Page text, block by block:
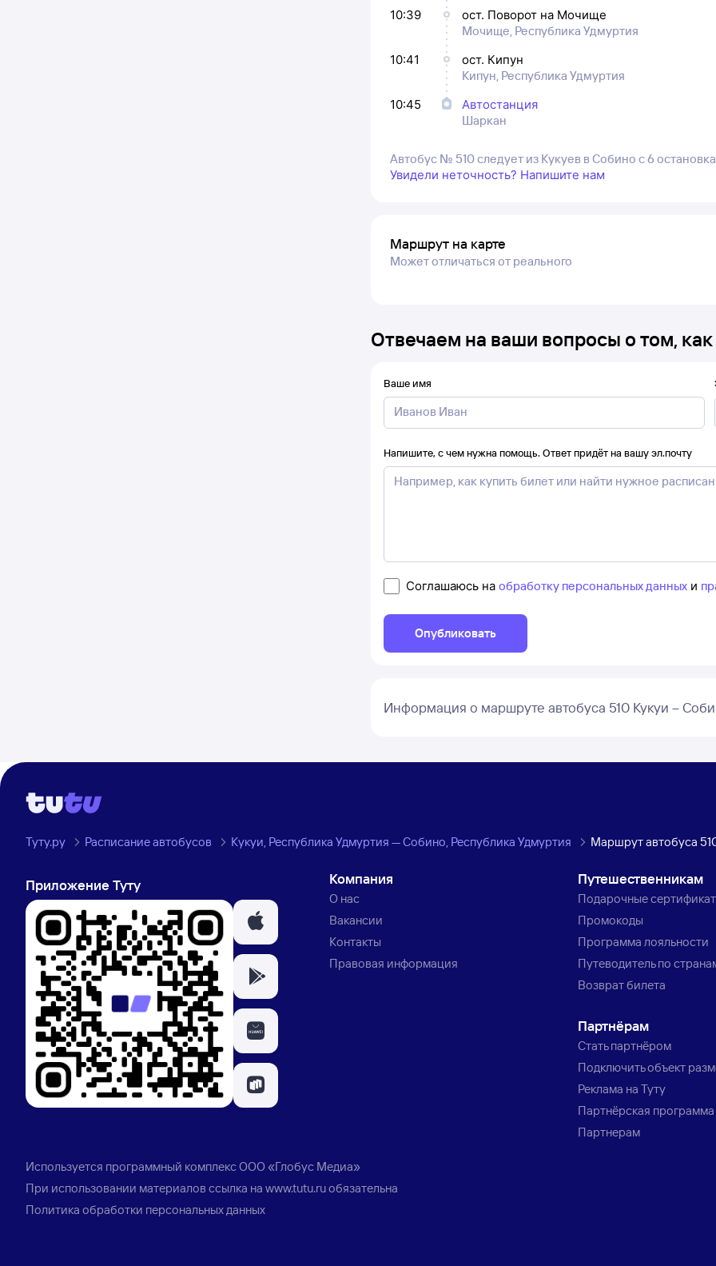
10:39
ост. Поворот на Мочище
Мочище, Республика Удмуртия
10:41
ост. Кипун
Кипун, Республика Удмуртия
10:45
Автостанция
Шаркан
Автобус № 510 следует из Кукуев в Собино с 6
Увидели неточность? Напишите нам
Маршрут на карте
Может отличаться от реального
Отвечаем на ваши вопросы о том, как
Ваше имя
Напишите, с чем нужна помощь. Ответ придёт на вашу эл.почту
Соглашаюсь на обработку персональных данных и
Опубликовать
Информация о маршруте автобуса 510 Кукуи –
Туту.ру Расписание автобусов Кукуи, Республика Удмуртия — Собино, Республика Удмуртия Маршрут автобуса
Приложение Туту Компания
О нас
Вакансии
Контакты
Правовая информация
Путешественникам
Подарочные
Промокоды
Программа лояльности
Путеводитель по
Возврат билета
Партнёрам
Стать партнёром
Подключить объект
Реклама на Туту
Партнёрская программа
Партнерам
Используется программный комплексООО «Глобус Медиа»
При использовании материалов ссылка на www.tutu.ruобязательна
Политика обработки персональных данных